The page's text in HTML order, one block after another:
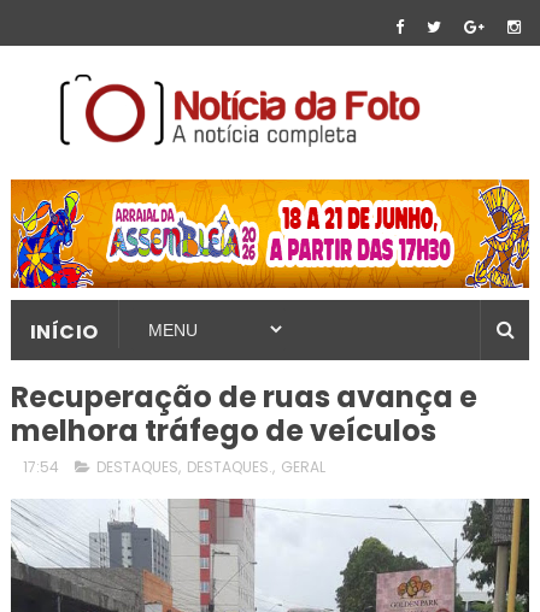
INÍCIO
Recuperação de ruas avança e
melhora tráfego de veículos
17:54 DESTAQUES, DESTAQUES., GERAL